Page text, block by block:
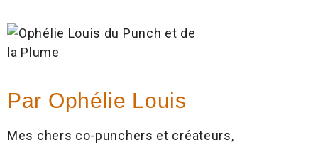
Par Ophélie Louis
Mes chers co-punchers et créateurs,